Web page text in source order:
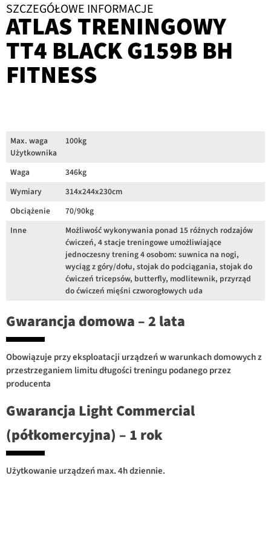
SZCZEGÓŁOWE INFORMACJE
ATLAS TRENINGOWY
TT4 BLACK G159B BH
FITNESS
Max. waga
Użytkownika
100kg
Waga
346kg
Wymiary
314x244x230cm
Obciążenie
70/90kg
Inne
Możliwość wykonywania ponad 15 różnych rodzajów
ćwiczeń, 4 stacje treningowe umożliwiające
jednoczesny trening 4 osobom: suwnica na nogi,
wyciąg z góry/dołu, stojak do podciągania, stojak do
ćwiczeń tricepsów, butterfly, modlitewnik, przyrząd
do ćwiczeń mięśni czworogłowych uda
Gwarancja domowa – 2 lata
Obowiązuje przy eksploatacji urządzeń w warunkach domowych z
przestrzeganiem limitu długości treningu podanego przez
producenta
Gwarancja Light Commercial
(półkomercyjna) – 1 rok
Użytkowanie urządzeń max. 4h dziennie.